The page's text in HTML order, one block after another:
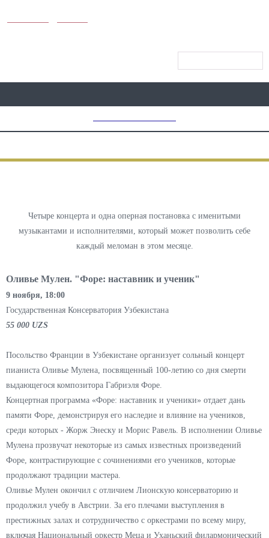
Четыре концерта и одна оперная постановка с именитыми
музыкантами и исполнителями, который может позволить себе
каждый меломан в этом месяце.
Оливье Мулен. "Форе: наставник и ученик"
9 ноября, 18:00
Государственная Консерватория Узбекистана
55 000 UZS
Посольство Франции в Узбекистане организует сольный концерт
пианиста Оливье Мулена, посвященный 100-летию со дня смерти
выдающегося композитора Габриэля Форе.
Концертная программа «Форе: наставник и ученики» отдает дань
памяти Форе, демонстрируя его наследие и влияние на учеников,
среди которых - Жорж Энеску и Морис Равель. В исполнении Оливье
Мулена прозвучат некоторые из самых известных произведений
Форе, контрастирующие с сочинениями его учеников, которые
продолжают традиции мастера.
Оливье Мулен окончил с отличием Лионскую консерваторию и
продолжил учебу в Австрии. За его плечами выступления в
престижных залах и сотрудничество с оркестрами по всему миру,
включая Национальный оркестр Меца и Уханьский филармонический